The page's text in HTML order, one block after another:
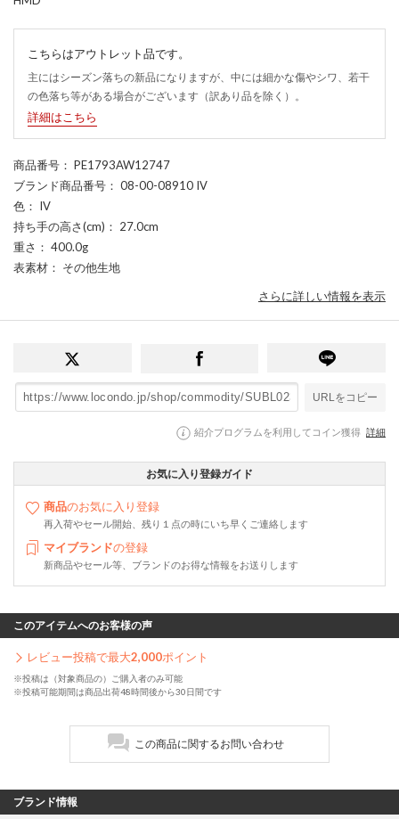
こちらはアウトレット品です。
主にはシーズン落ちの新品になりますが、中には細かな傷やシワ、若干
の色落ち等がある場合がございます（訳あり品を除く）。
詳細はこちら
商品番号 ： PE1793AW12747
ブランド商品番号 ： 08-00-08910 IV
色 ： IV
持ち手の高さ(cm) ： 27.0cm
重さ ： 400.0g
表素材 ： その他生地
さらに詳しい情報を表示
URLをコピー
紹介プログラムを利用してコイン獲得 詳細
お気に入り登録ガイド
商品のお気に入り登録
再入荷やセール開始、残り１点の時にいち早くご連絡します
マイブランドの登録
新商品やセール等、ブランドのお得な情報をお送りします
このアイテムへのお客様の声
レビュー投稿で最大2,000ポイント
※投稿は（対象商品の）ご購入者のみ可能
※投稿可能期間は商品出荷48時間後から30日間です
この商品に関するお問い合わせ
ブランド情報